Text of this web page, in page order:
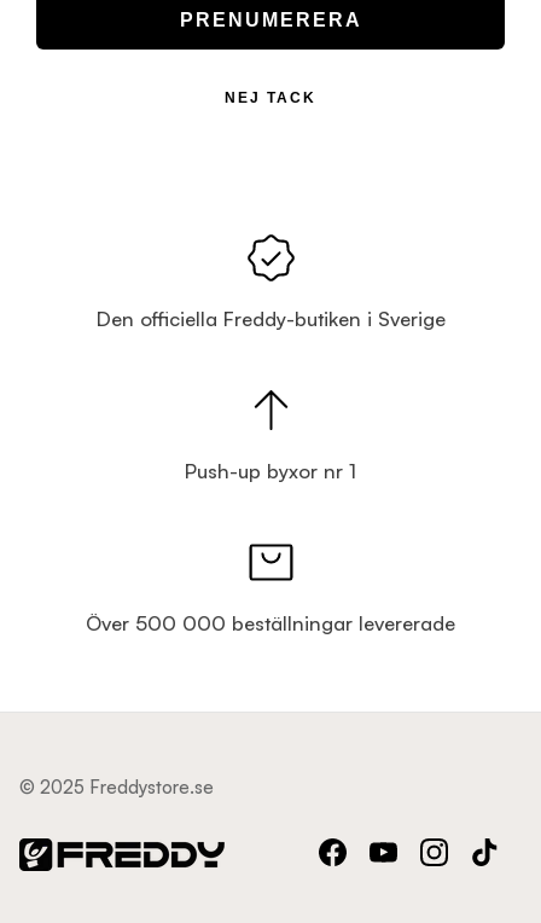
PRENUMERERA
NEJ TACK
Den officiella Freddy-butiken i Sverige
Push-up byxor nr 1
Över 500 000 beställningar levererade
© 2025 Freddystore.se
FacebookYouTubeInstagramTikTok